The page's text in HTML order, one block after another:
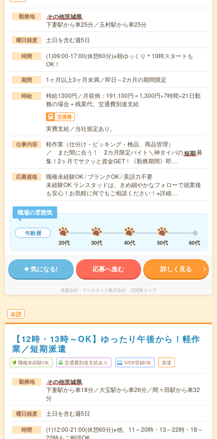
勤務地 その他茨城県
下妻駅から車25分／玉村駅から車25分
曜日頻度 土日を含む週5日
時間
(1)09:00-17:00(休憩60分)※朝ゆっくり＊10時スタートも
OK！
期間 1ヶ月以上3ヶ月未満／即日～2カ月の期間限定
時給
時給1300円／月収例：191,100円＝1,300円×7時間×21日勤
務の場合＋残業代、交通費別途支給
交通費
実費支給／当社規定あり。
仕事内容
軽作業（仕分け・ピッキング・検品、商品管理）
／ まだ間に合う！ 2カ月限定バイト＼神タイパの短期募
集！2ヶ月でサクッと資金GET！《勤務期間》即…
応募資格
職種未経験OK / ブランクOK / 英語力不要
未経験OK ランスタッドは、きめ細やかなフォローで就業後
も安心！お気軽に何でもご相談ください！※詳細…
職場の雰囲気
年齢層
20代
30代 40代 50代 60代
気になる! 応募へ進む 詳しく見る
派遣会社 ランスタッド株式会社 北関東エリア
未読
【12時・13時～OK】ゆったり午後から！軽作
業／短期派遣
職種未経験OK 交通費別途支給あり WEB登録OK 派遣
勤務地 その他茨城県
下妻駅から車18分／大宝駅から車26分／間々田駅から車32
分
曜日頻度 土日を含む週5日
時間
(1)12:00-21:00(休憩60分)※他、11～20時・13～22時・18～
22時もご相談OK…